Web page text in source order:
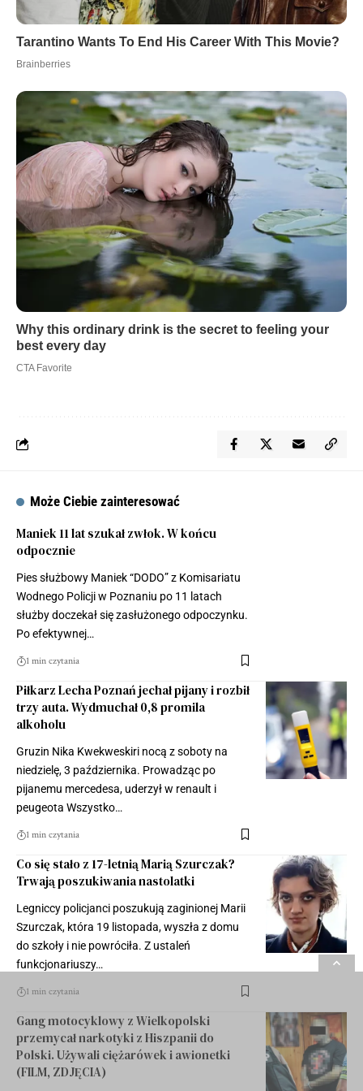
Może Ciebie zainteresować
Maniek 11 lat szukał zwłok. W końcu
odpocznie
Pies służbowy Maniek “DODO” z Komisariatu
Wodnego Policji w Poznaniu po 11 latach
służby doczekał się zasłużonego odpoczynku.
Po efektywnej…
1 min czytania
Piłkarz Lecha Poznań jechał pijany i rozbił
trzy auta. Wydmuchał 0,8 promila
alkoholu
Gruzin Nika Kwekweskiri nocą z soboty na
niedzielę, 3 października. Prowadząc po
pijanemu mercedesa, uderzył w renault i
peugeota Wszystko…
1 min czytania
Co się stało z 17-letnią Marią Szurczak?
Trwają poszukiwania nastolatki
Legniccy policjanci poszukują zaginionej Marii
Szurczak, która 19 listopada, wyszła z domu
do szkoły i nie powróciła. Z ustaleń
funkcjonariuszy…
1 min czytania
Gang motocyklowy z Wielkopolski
przemycał narkotyki z Hiszpanii do
Polski. Używali ciężarówek i awionetki
(FILM, ZDJĘCIA)